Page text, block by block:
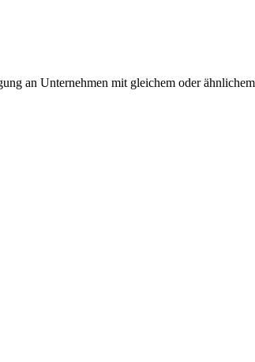
an Unternehmen mit gleichem oder